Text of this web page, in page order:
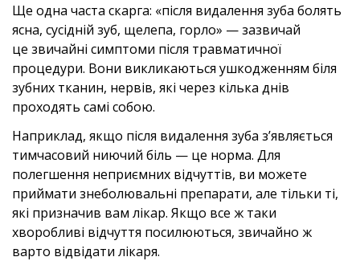
Ще одна часта скарга: «після видалення зуба болять
ясна, сусідній зуб, щелепа, горло» — зазвичай
це звичайні симптоми після травматичної
процедури. Вони викликаються ушкодженням біля
зубних тканин, нервів, які через кілька днів
проходять самі собою.
Наприклад, якщо після видалення зуба з’являється
тимчасовий ниючий біль — це норма. Для
полегшення неприємних відчуттів, ви можете
приймати знеболювальні препарати, але тільки ті,
які призначив вам лікар. Якщо все ж таки
хворобливі відчуття посилюються, звичайно ж
варто відвідати лікаря.